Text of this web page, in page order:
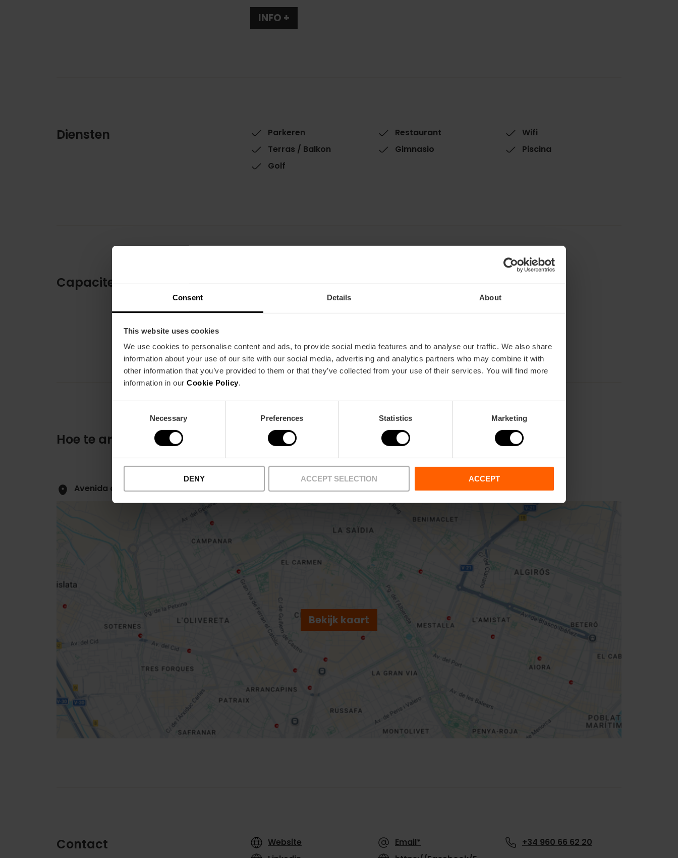
Consent Details About
This website uses cookies
We use cookies to personalise content and ads, to provide social media features and to analyse our traffic. We also share
information about your use of our site with our social media, advertising and analytics partners who may combine it with
other information that you’ve provided to them or that they’ve collected from your use of their services. You will find more
information in our Cookie Policy.
Necessary Preferences Statistics Marketing
DENY ACCEPT SELECTION ACCEPT
INFO +
Diensten Parkeren Restaurant
Wifi
Terras / Balkon
Gimnasio
Piscina
Golf
Capaciteit
Double rooms: 85
Hoe te arriveren Metro
L3
Avenida de Neptuno, 72 43137 València
Bekijk kaart
Routebeschrijving
sidebar
Contact Website Email*
+34 960 66 62 20